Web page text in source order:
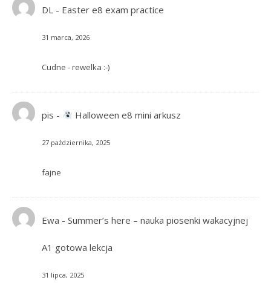
DL - Easter e8 exam practice
31 marca, 2026
Cudne - rewelka :-)
pis - Halloween e8 mini arkusz
27 października, 2025
fajne
Ewa - Summer’s here – nauka piosenki wakacyjnej
A1 gotowa lekcja
31 lipca, 2025